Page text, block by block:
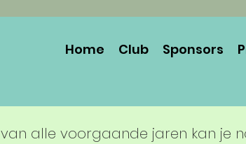
Home Club Sponsors
alle voorgaande jaren kan je